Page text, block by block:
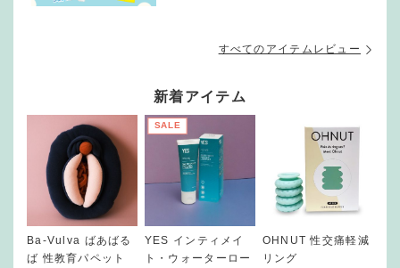
すべてのアイテムレビュー
新着アイテム
Ba-Vulva ばあばる
ば 性教育パペット
SALE
YES インティメイ
ト・ウォーターロー
OHNUT 性交痛軽減
リング